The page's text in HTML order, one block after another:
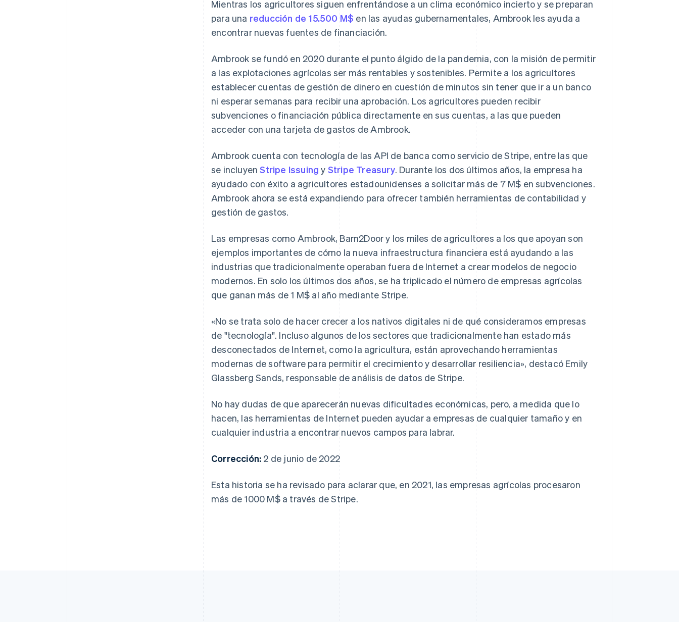
Mientras los agricultores siguen enfrentándose a un clima económico incierto y se preparan
para una reducción de 15.500 M$ en las ayudas gubernamentales, Ambrook les ayuda a
encontrar nuevas fuentes de financiación.
Ambrook se fundó en 2020 durante el punto álgido de la pandemia, con la misión de permitir
a las explotaciones agrícolas ser más rentables y sostenibles. Permite a los agricultores
establecer cuentas de gestión de dinero en cuestión de minutos sin tener que ir a un banco
ni esperar semanas para recibir una aprobación. Los agricultores pueden recibir
subvenciones o financiación pública directamente en sus cuentas, a las que pueden
acceder con una tarjeta de gastos de Ambrook.
Ambrook cuenta con tecnología de las API de banca como servicio de Stripe, entre las que
se incluyenStripe Issuing y Stripe Treasury. Durante los dos últimos años, la empresa ha
ayudado con éxito a agricultores estadounidenses a solicitar más de 7 M$ en subvenciones.
Ambrook ahora se está expandiendo para ofrecer también herramientas de contabilidad y
gestión de gastos.
Las empresas como Ambrook, Barn2Door y los miles de agricultores a los que apoyan son
ejemplos importantes de cómo la nueva infraestructura financiera está ayudando a las
industrias que tradicionalmente operaban fuera de Internet a crear modelos de negocio
modernos. En solo los últimos dos años, se ha triplicado el número de empresas agrícolas
que ganan más de 1 M$ al año mediante Stripe.
«No se trata solo de hacer crecer a los nativos digitales ni de qué consideramos empresas
de "tecnología". Incluso algunos de los sectores que tradicionalmente han estado más
desconectados de Internet, como la agricultura, están aprovechando herramientas
modernas de software para permitir el crecimiento y desarrollar resiliencia», destacó Emily
Glassberg Sands, responsable de análisis de datos de Stripe.
No hay dudas de que aparecerán nuevas dificultades económicas, pero, a medida que lo
hacen, las herramientas de Internet pueden ayudar a empresas de cualquier tamaño y en
cualquier industria a encontrar nuevos campos para labrar.
Corrección: 2 de junio de 2022
Esta historia se ha revisado para aclarar que, en 2021, las empresas agrícolas procesaron
más de 1000 M$ a través de Stripe.